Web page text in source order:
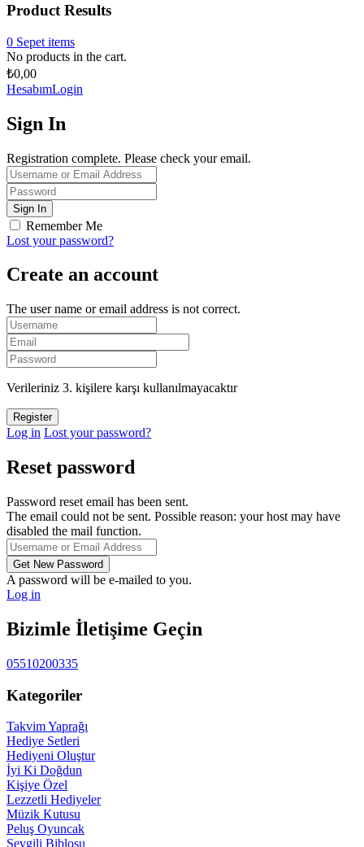
Product Results
0 Sepet items
No products in the cart.
₺0,00
HesabımLogin
Sign In
Registration complete. Please check your email.
Remember Me
Lost your password?
Create an account
The user name or email address is not correct.
Verileriniz 3. kişilere karşı kullanılmayacaktır
Log in Lost your password?
Reset password
Password reset email has been sent.
The email could not be sent. Possible reason: your host may have
disabled the mail function.
A password will be e-mailed to you.
Log in
Bizimle İletişime Geçin
05510200335
Kategoriler
Takvim Yaprağı
Hediye Setleri
Hediyeni Oluştur
İyi Ki Doğdun
Kişiye Özel
Lezzetli Hediyeler
Müzik Kutusu
Peluş Oyuncak
Sevgili Biblosu